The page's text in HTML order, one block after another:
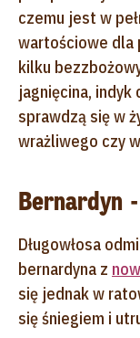
czemu jest w
wartościowe dla
kilku
jagnięcina, indyk
sprawdzą się w
wrażliwego czy
Bernardyn
Długowłosa
bernardyna z
się jednak w
się śniegiem i